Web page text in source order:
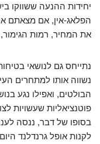
יחידות ההנעה ששווקו
הפלאג-אין, אם מצאתם
את המחיר, רמות
נתייחס גם לנושאי
נשווה אותו למתחרים
הבולטים, ואפילו נגע
פוטנציאליות שעשויות
בסופו של דבר, ננסה
לקנות אופל גרנדלנד